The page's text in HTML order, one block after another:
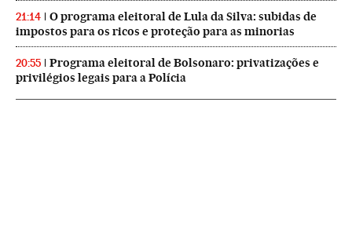
21:14
O programa eleitoral de Lula da Silva: subidas de
impostos para os ricos e proteção para as minorias
20:55
Programa eleitoral de Bolsonaro: privatizações e
privilégios legais para a Polícia